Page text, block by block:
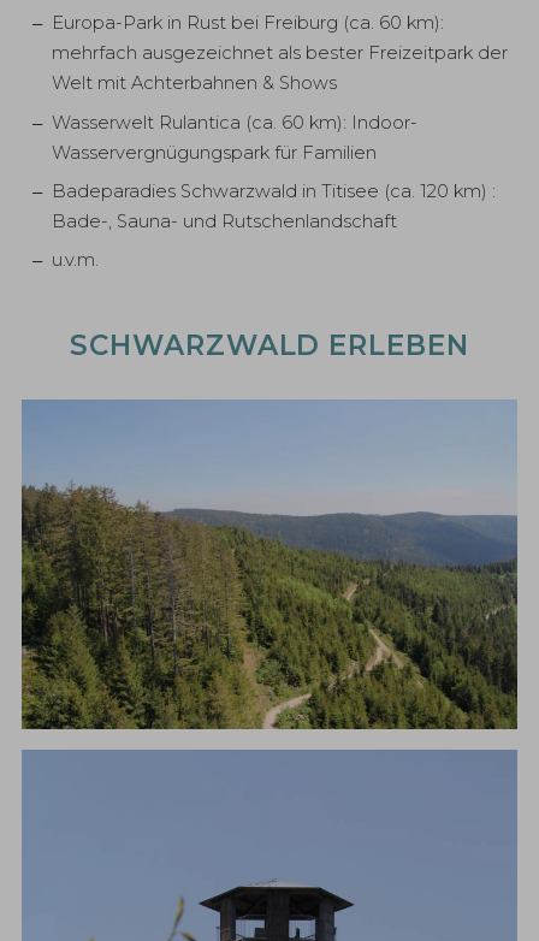
Europa-Park in Rust bei Freiburg (ca. 60 km):
mehrfach ausgezeichnet als bester Freizeitpark der
Welt mit Achterbahnen & Shows
Wasserwelt Rulantica (ca. 60 km): Indoor-
Wasservergnügungspark für Familien
Badeparadies Schwarzwald in Titisee (ca. 120 km) :
Bade-, Sauna- und Rutschenlandschaft
u.v.m.
SCHWARZWALD ERLEBEN